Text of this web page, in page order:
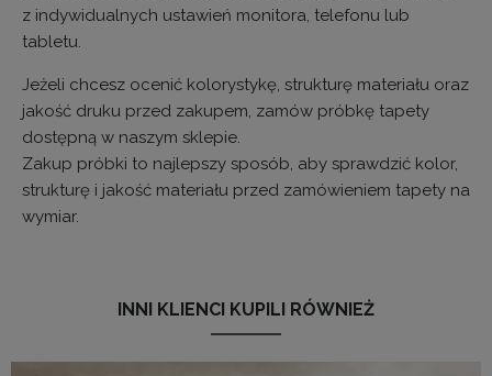
z indywidualnych ustawień monitora, telefonu lub
tabletu.
Jeżeli chcesz ocenić kolorystykę, strukturę materiału oraz
jakość druku przed zakupem, zamów próbkę tapety
dostępną w naszym sklepie.
Zakup próbki to najlepszy sposób, aby sprawdzić kolor,
strukturę i jakość materiału przed zamówieniem tapety na
wymiar.
INNI KLIENCI KUPILI RÓWNIEŻ